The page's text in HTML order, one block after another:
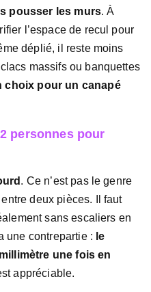
pousser les murs. À
l’espace de recul pour
déplié, il reste moins
massifs ou banquettes
choix pour un canapé
personnes pour
. Ce n’est pas le genre
deux pièces. Il faut
sans escaliers en
une contrepartie : le
une fois en
appréciable.